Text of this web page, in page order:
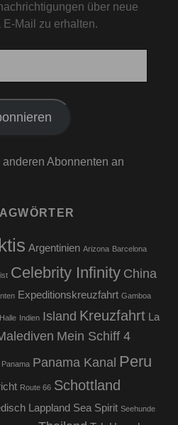
über neue
E-Mail zu erhalten.
Abonnenten an
Argentinien Arizona Barcelona
Celebrity Infinity China
Expeditionskreuzfahrt Gamboa
Halle Indien Island Kreuzfahrt
La
Mein Schiff 4
Panama Panama Kanal Peru
Route 66 Schottland
Lappland Sea Spirit Seehunde